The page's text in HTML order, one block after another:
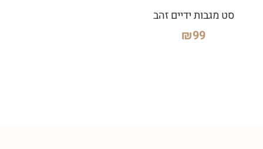
סט מגבות ידיים זהב
₪99